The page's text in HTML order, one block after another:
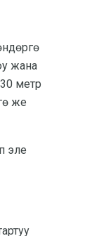
жана
метр
же
эле